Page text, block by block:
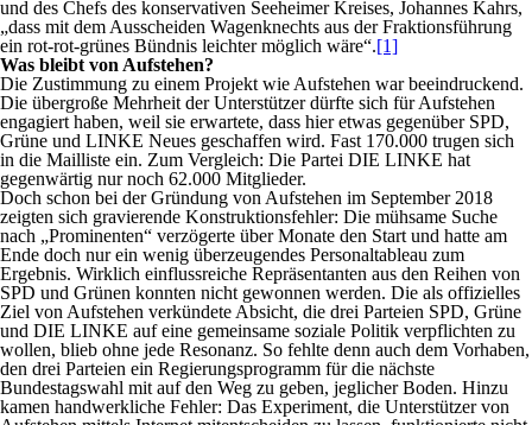
und des Chefs des konservativen Seeheimer Kreises, Johannes Kahrs,
„dass mit dem Ausscheiden Wagenknechts aus der Fraktionsführung
ein rot-rot-grünes Bündnis leichter möglich wäre“.[1]
Was bleibt von Aufstehen?
Die Zustimmung zu einem Projekt wie Aufstehen war beeindruckend.
Die übergroße Mehrheit der Unterstützer dürfte sich für Aufstehen
engagiert haben, weil sie erwartete, dass hier etwas gegenüber SPD,
Grüne und LINKE Neues geschaffen wird. Fast 170.000 trugen sich
in die Mailliste ein. Zum Vergleich: Die Partei DIE LINKE hat
gegenwärtig nur noch 62.000 Mitglieder.
Doch schon bei der Gründung von Aufstehen im September 2018
zeigten sich gravierende Konstruktionsfehler: Die mühsame Suche
nach „Prominenten“ verzögerte über Monate den Start und hatte am
Ende doch nur ein wenig überzeugendes Personaltableau zum
Ergebnis. Wirklich einflussreiche Repräsentanten aus den Reihen von
SPD und Grünen konnten nicht gewonnen werden. Die als offizielles
Ziel von Aufstehen verkündete Absicht, die drei Parteien SPD, Grüne
und DIE LINKE auf eine gemeinsame soziale Politik verpflichten zu
wollen, blieb ohne jede Resonanz. So fehlte denn auch dem Vorhaben,
den drei Parteien ein Regierungsprogramm für die nächste
Bundestagswahl mit auf den Weg zu geben, jeglicher Boden. Hinzu
kamen handwerkliche Fehler: Das Experiment, die Unterstützer von